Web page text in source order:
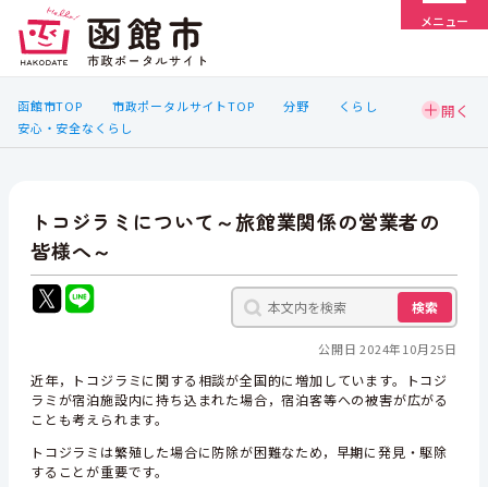
メニュー
函館市TOP 市政ポータルサイトTOP 分野
くらし
安心・安全なくらし
トコジラミについて～旅館業関係の営業者の
皆様へ～
検索
公開日 2024年10月25日
近年，トコジラミに関する相談が全国的に増加しています。トコジ
ラミが宿泊施設内に持ち込まれた場合，宿泊客等への被害が広がる
ことも考えられます。
トコジラミは繁殖した場合に防除が困難なため，早期に発見・駆除
することが重要です。